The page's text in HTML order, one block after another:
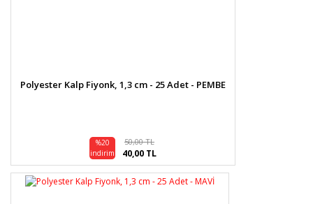
Polyester Kalp Fiyonk, 1,3 cm - 25 Adet - PEMBE
%20
indirim
50,00 TL
40,00 TL